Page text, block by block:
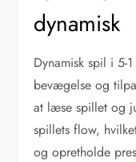
dynamisk
Dynamisk spil i 5-
bevægelse og
at læse spillet og
spillets flow,
og opretholde